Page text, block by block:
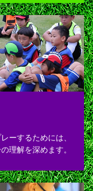
ーするためには、
理解を深めます。